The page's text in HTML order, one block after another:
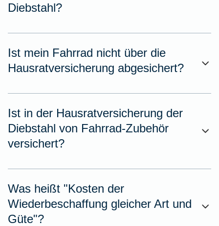
Diebstahl?
Ist mein Fahrrad nicht über die
Hausratversicherung abgesichert?
Ist in der Hausratversicherung der
Diebstahl von Fahrrad-Zubehör
versichert?
Was heißt "Kosten der
Wiederbeschaffung gleicher Art und
Güte"?